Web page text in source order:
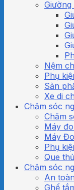
Giường
Nệm
Phụ
Sản
Xe di
Chăm sóc
Chăm
Máy
Máy
Phụ
Que
Chăm sóc
An
Ghế